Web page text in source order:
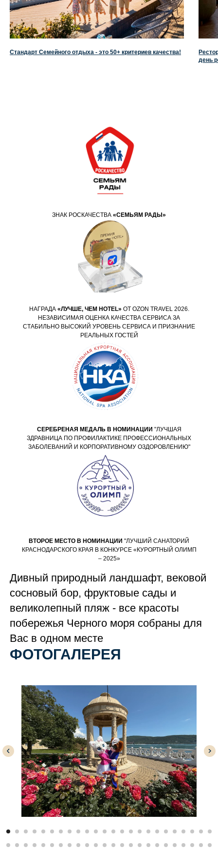
Стандарт Семейного отдыха - это 50+ критериев качества!
день
ЗНАК РОСКАЧЕСТВА «СЕМЬЯМ РАДЫ»
НАГРАДА «ЛУЧШЕ, ЧЕМ HOTEL» ОТ OZON TRAVEL 2026.
НЕЗАВИСИМАЯ ОЦЕНКА КАЧЕСТВА СЕРВИСА ЗА
СТАБИЛЬНО ВЫСОКИЙ УРОВЕНЬ СЕРВИСА И ПРИЗНАНИЕ
РЕАЛЬНЫХ ГОСТЕЙ
СЕРЕБРЕНАЯ МЕДАЛЬ В НОМИНАЦИИ "ЛУЧШАЯ
ЗДРАВНИЦА ПО ПРОФИЛАКТИКЕ ПРОФЕССИОНАЛЬНЫХ
ЗАБОЛЕВАНИЙ И КОРПОРАТИВНОМУ ОЗДОРОВЛЕНИЮ"
ВТОРОЕ МЕСТО В НОМИНАЦИИ "ЛУЧШИЙ САНАТОРИЙ
КРАСНОДАРСКОГО КРАЯ В КОНКУРСЕ «КУРОРТНЫЙ ОЛИМП
– 2025»
Дивный природный ландшафт, вековой
сосновый бор, фруктовые сады и
великолепный пляж - все красоты
побережья Черного моря собраны для
Вас в одном месте
ФОТОГАЛЕРЕЯ